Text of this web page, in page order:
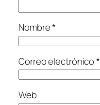
Nombre*
Correo electrónico*
Web